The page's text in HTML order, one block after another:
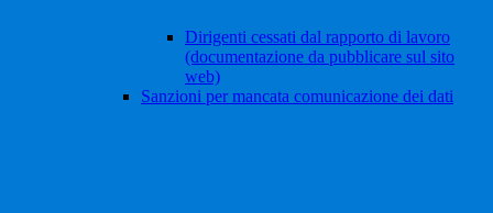
Dirigenti cessati dal rapporto di lavoro
(documentazione da pubblicare sul sito
web)
Sanzioni per mancata comunicazione dei dati